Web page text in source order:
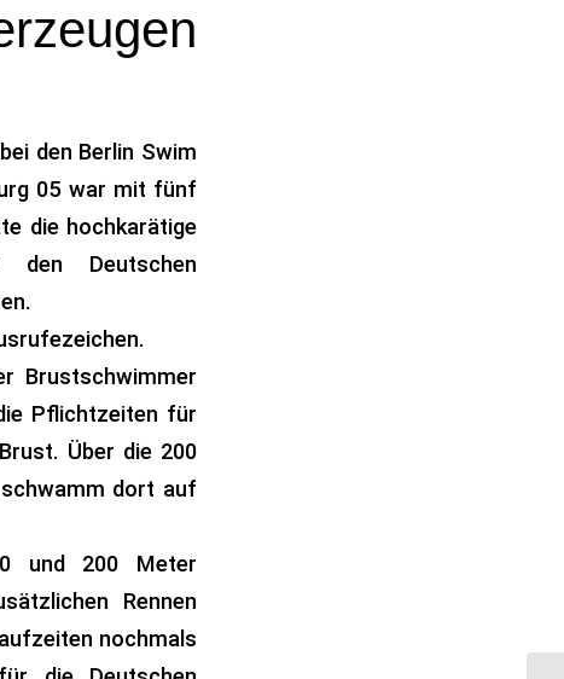
den Berlin Swim
05 war mit fünf
die hochkarätige
Deutschen
Brustschwimmer
Pflichtzeiten für
Über die 200
dort auf
und 200 Meter
Rennen
nochmals